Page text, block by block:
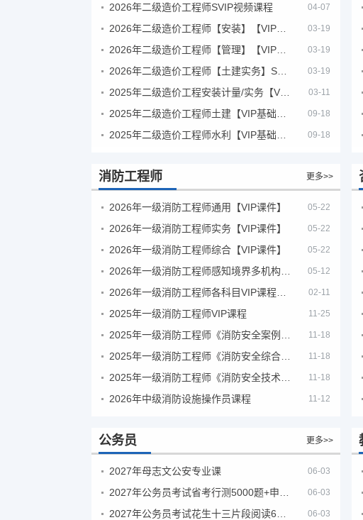
2026年二级造价工程师SVIP视频课程 04-07
03-19
03-19
03-19
03-11
09-18
09-18
消防工程师 更多>>
2026年一级消防工程师通用【VIP课件】 05-22
2026年一级消防工程师实务【VIP课件】 05-22
2026年一级消防工程师综合【VIP课件】 05-22
05-12
02-11
2025年一级消防工程师VIP课程 11-25
11-18
11-18
11-18
2026年中级消防设施操作员课程 11-12
公务员 更多>>
2027年母志文公安专业课 06-03
06-03
06-03